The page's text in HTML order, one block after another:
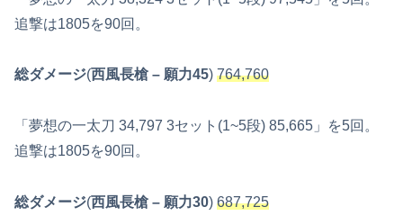
追撃は1805を90回。
総ダメージ(西風長槍 – 願力45) 764,760
「夢想の一太刀 34,797 3セット(1~5段) 85,665」を5回。
追撃は1805を90回。
総ダメージ(西風長槍 – 願力30) 687,725